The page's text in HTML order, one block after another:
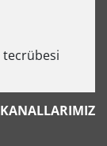
tecrübesi